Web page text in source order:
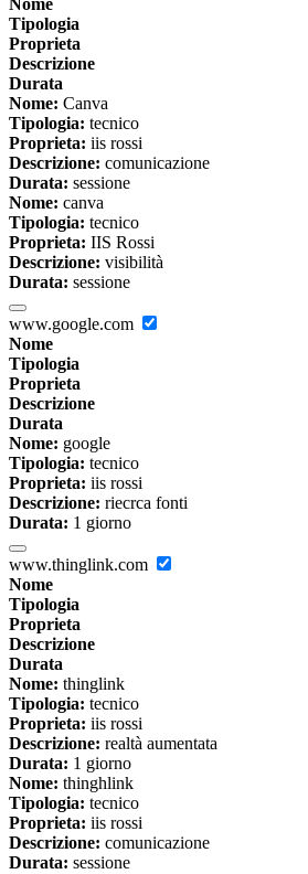
Nome
Tipologia
Proprieta
Descrizione
Durata
Nome: Canva
Tipologia: tecnico
Proprieta: iis rossi
Descrizione: comunicazione
Durata: sessione
Nome: canva
Tipologia: tecnico
Proprieta: IIS Rossi
Descrizione: visibilità
Durata: sessione
www.google.com
Nome
Tipologia
Proprieta
Descrizione
Durata
Nome: google
Tipologia: tecnico
Proprieta: iis rossi
Descrizione: riecrca fonti
Durata: 1 giorno
www.thinglink.com
Nome
Tipologia
Proprieta
Descrizione
Durata
Nome: thinglink
Tipologia: tecnico
Proprieta: iis rossi
Descrizione: realtà aumentata
Durata: 1 giorno
Nome: thinghlink
Tipologia: tecnico
Proprieta: iis rossi
Descrizione: comunicazione
Durata: sessione